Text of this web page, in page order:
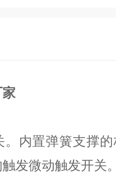
。内置弹簧支撑
发微动触发开关